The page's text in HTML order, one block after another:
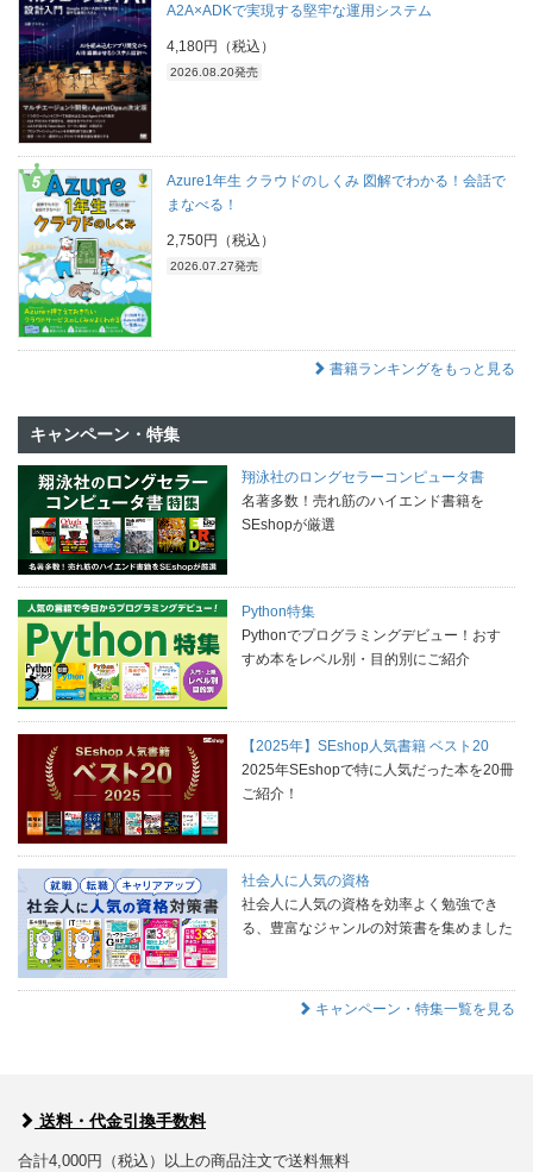
A2A×ADKで実現する堅牢な運用システム
4,180円（税込）
2026.08.20発売
Azure1年生 クラウドのしくみ 図解でわかる！会話で
まなべる！
2,750円（税込）
2026.07.27発売
書籍ランキングをもっと見る
キャンペーン・特集
翔泳社のロングセラーコンピュータ書
名著多数！売れ筋のハイエンド書籍を
SEshopが厳選
Python特集
Pythonでプログラミングデビュー！おす
すめ本をレベル別・目的別にご紹介
【2025年】SEshop人気書籍 ベスト20
2025年SEshopで特に人気だった本を20冊
ご紹介！
社会人に人気の資格
社会人に人気の資格を効率よく勉強でき
る、豊富なジャンルの対策書を集めました
キャンペーン・特集一覧を見る
送料・代金引換手数料
合計4,000円（税込）以上の商品注文で送料無料